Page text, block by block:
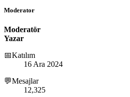
Moderator
Moderatör
Yazar
📅Katılım
16 Ara 2024
💬Mesajlar
12,325